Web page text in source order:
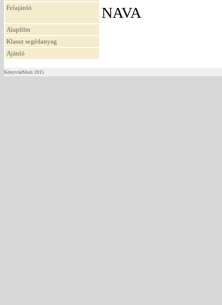
Felajánló NAVA
Alapfilm
Klassz segédanyag
Ajánló
KönyvtárMozi 2015